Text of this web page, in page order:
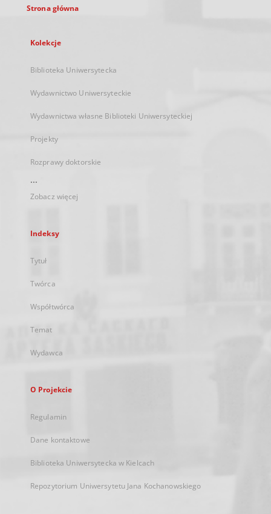
Strona główna
Kolekcje
Biblioteka Uniwersytecka
Wydawnictwo Uniwersyteckie
Wydawnictwa własne Biblioteki Uniwersyteckiej
Projekty
Rozprawy doktorskie
...
Zobacz więcej
Indeksy
Tytuł
Twórca
Współtwórca
Temat
Wydawca
O Projekcie
Regulamin
Dane kontaktowe
Biblioteka Uniwersytecka w Kielcach
Repozytorium Uniwersytetu Jana Kochanowskiego